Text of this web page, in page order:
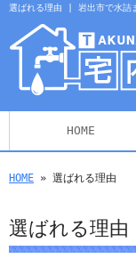
選ばれる理由 | 岩出市で水詰
HOME
HOME » 選ばれる理由
選ばれる理由